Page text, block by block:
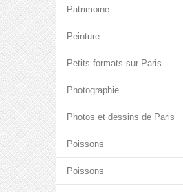
Patrimoine
Peinture
Petits formats sur Paris
Photographie
Photos et dessins de Paris
Poissons
Poissons